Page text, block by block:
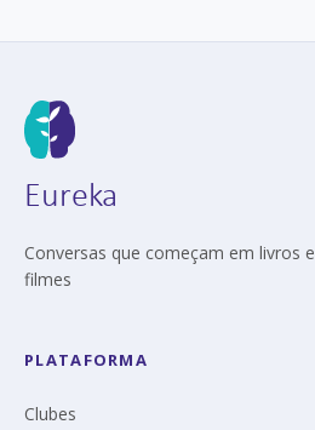
Eureka
Conversas que começam em livros e
filmes
PLATAFORMA
Clubes